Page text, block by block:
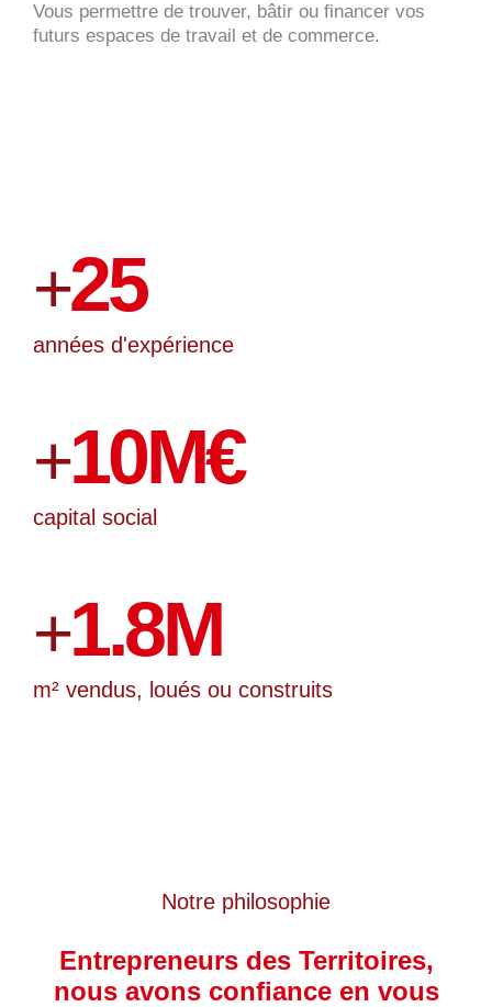
Vous permettre de trouver, bâtir ou financer vos
futurs espaces de travail et de commerce.
années d'expérience
+25
capital social
+10M€
m² vendus, loués ou construits
+1.8M
Notre philosophie
Entrepreneurs des Territoires,
nous avons confiance en vous